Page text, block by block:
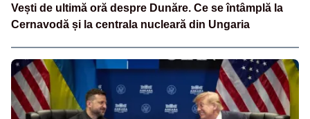
Vești de ultimă oră despre Dunăre. Ce se întâmplă la
Cernavodă și la centrala nucleară din Ungaria